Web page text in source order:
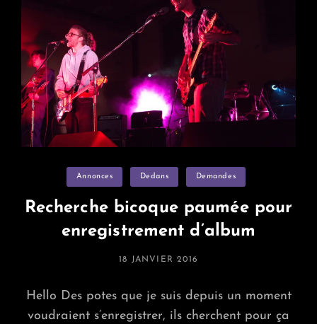
On
Commence
En
Ligne
Categories
Annonces Dedans Demandes
Recherche bicoque paumée pour
enregistrement d’album
POSTED
18 JANVIER 2016
Hello Des potes que je suis depuis un moment
voudraient s’enregistrer, ils cherchent pour ça